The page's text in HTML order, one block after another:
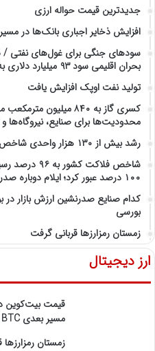
جدیدترین قیمت حواله ارزی
افزایش ذخایر اجباری بانک‌ها در
سودهای جنگی برای غول‌های نفتی
بحران اقلیمی سود ۹۳ میلیارد دلاری به دست آوردند
تولید نفت اوپک افزایش یافت
کسری گاز به ۸۴۰
محدودیت‌ها برای صنایع، نیروگاه‌ها
رشد بیش از ۱۳۰ هزار واحدی شاخص کل بورس
۱۰۰ درصد عبور کرد؛ ایلام دوباره صدرنشین شد + اینفوگرافی
بورسی
زمستان رمزارزها قربانی گرفت
ارز دیجیتال
قیمت بیت‌کوین
مسیر بعدی BTC را تعیین می‌کنند؟
زمستان